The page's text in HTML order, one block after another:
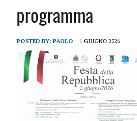
programma
POSTED BY: PAOLO 1 GIUGNO 2026